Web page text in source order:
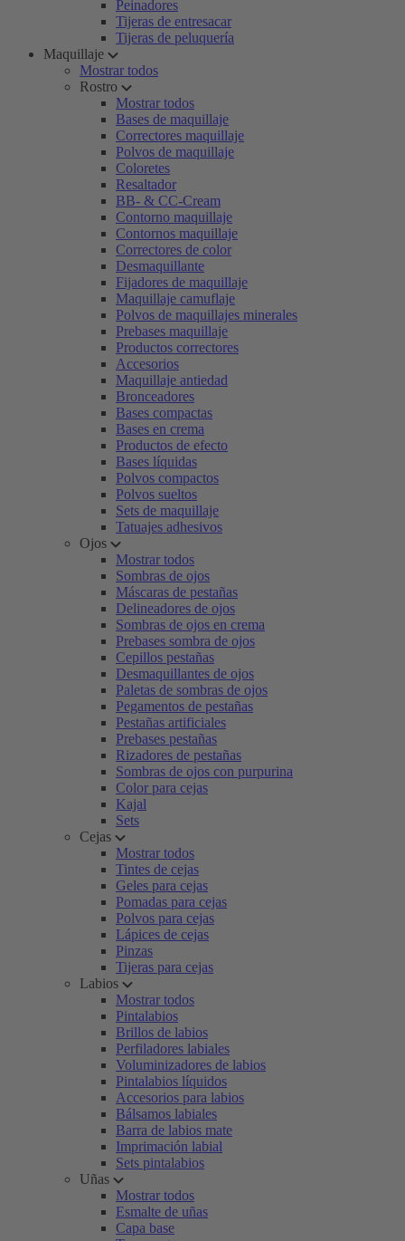
Peinadores
Tijeras de entresacar
Tijeras de peluquería
Maquillaje
Mostrar todos
Rostro
Mostrar todos
Bases de maquillaje
Correctores maquillaje
Polvos de maquillaje
Coloretes
Resaltador
BB- & CC-Cream
Contorno maquillaje
Contornos maquillaje
Correctores de color
Desmaquillante
Fijadores de maquillaje
Maquillaje camuflaje
Polvos de maquillajes minerales
Prebases maquillaje
Productos correctores
Accesorios
Maquillaje antiedad
Bronceadores
Bases compactas
Bases en crema
Productos de efecto
Bases líquidas
Polvos compactos
Polvos sueltos
Sets de maquillaje
Tatuajes adhesivos
Ojos
Mostrar todos
Sombras de ojos
Máscaras de pestañas
Delineadores de ojos
Sombras de ojos en crema
Prebases sombra de ojos
Cepillos pestañas
Desmaquillantes de ojos
Paletas de sombras de ojos
Pegamentos de pestañas
Pestañas artificiales
Prebases pestañas
Rizadores de pestañas
Sombras de ojos con purpurina
Color para cejas
Kajal
Sets
Cejas
Mostrar todos
Tintes de cejas
Geles para cejas
Pomadas para cejas
Polvos para cejas
Lápices de cejas
Pinzas
Tijeras para cejas
Labios
Mostrar todos
Pintalabios
Brillos de labios
Perfiladores labiales
Voluminizadores de labios
Pintalabios líquidos
Accesorios para labios
Bálsamos labiales
Barra de labios mate
Imprimación labial
Sets pintalabios
Uñas
Mostrar todos
Esmalte de uñas
Capa base